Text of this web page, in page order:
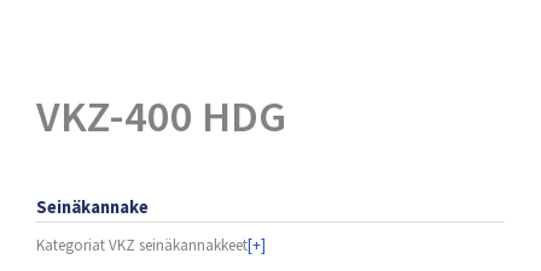
VKZ-400 HDG
Seinäkannake
KategoriatVKZ seinäkannakkeet[+]